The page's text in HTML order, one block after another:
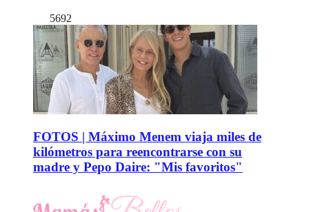
5692
FOTOS | Máximo Menem viaja miles de
kilómetros para reencontrarse con su
madre y Pepo Daire: "Mis favoritos"